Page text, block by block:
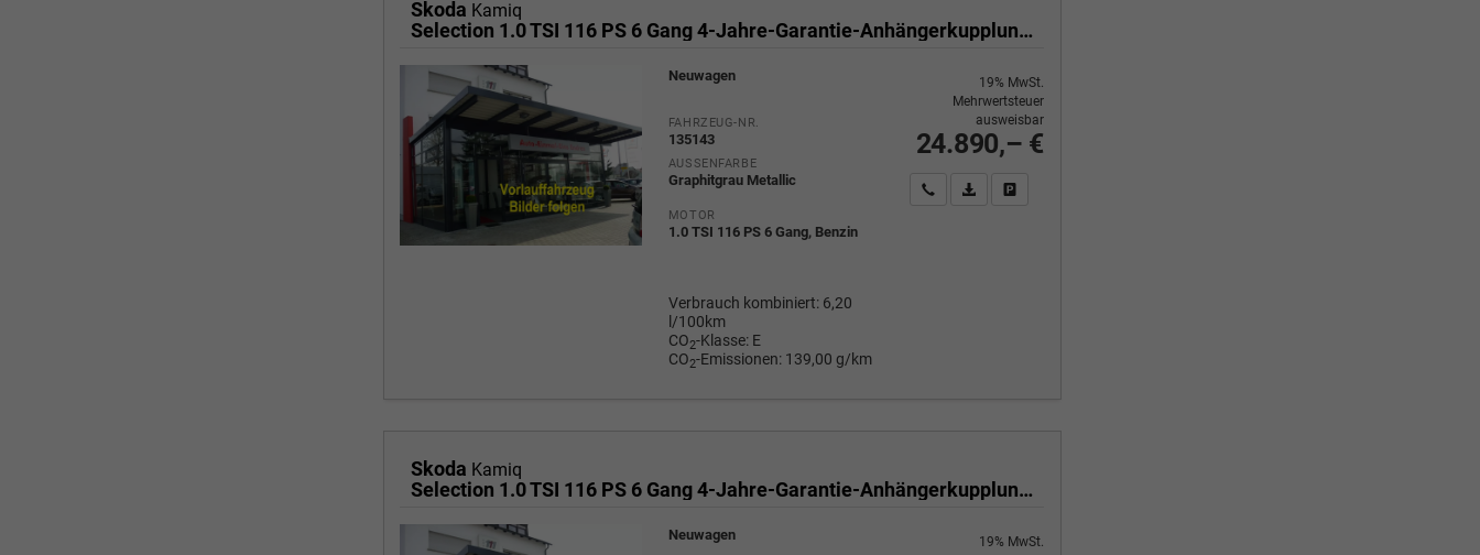
Skoda Kamiq
Selection 1.0 TSI 116 PS 6 Gang 4-Jahre-Garantie-Anhängerkupplung schwenkbar-Kessy-16" Alu-2-Zonen-Climatronic-Tempomat-LED-AppleCarPlay-AndroidAuto-Rückfahrkamera-2xPDC
Neuwagen
FAHRZEUG-NR.
135143
AUSSENFARBE
Graphitgrau Metallic
MOTOR
1.0 TSI 116 PS 6 Gang, Benzin
Verbrauch kombiniert: 6,20
l/100km
CO2-Klasse: E
CO2-Emissionen: 139,00 g/km
24.890,– €
19% MwSt.
Mehrwertsteuer
ausweisbar
Wir rufen Sie anPDF-Fahrzeugexposé drucken
Skoda Kamiq
Selection 1.0 TSI 116 PS 6 Gang 4-Jahre-Garantie-Anhängerkupplung schwenkbar-Kessy-16" Alu-2-Zonen-Climatronic-Tempomat-LED-AppleCarPlay-AndroidAuto-Rückfahrkamera-2xPDC
Neuwagen
19% MwSt.